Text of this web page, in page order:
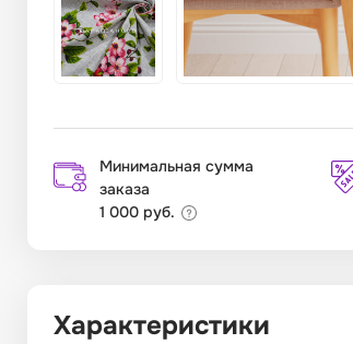
Минимальная сумма
заказа
1 000 руб.
Характеристики